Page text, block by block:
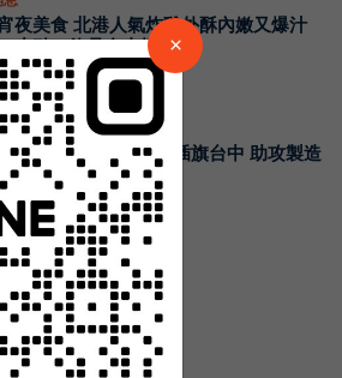
夜美食 北港人氣炸雞外酥內嫩又爆汁
小點、飲品自由搭配
Aug 06, 2026
息
搜尋紅利 里德科訊插旗台中 助攻製造
GEO
Aug 06, 2026
消息
好友連結
超 傳 媒
adqW77
×